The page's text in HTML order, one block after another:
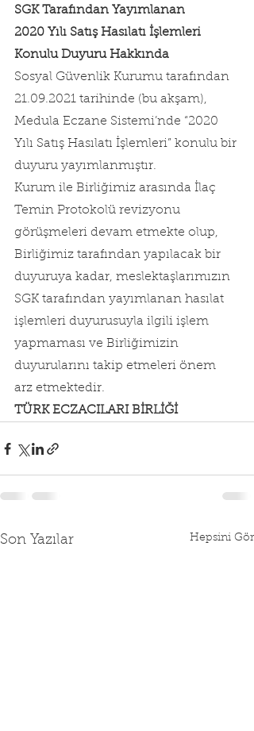
SGK Tarafından Yayımlanan
2020 Yılı Satış Hasılatı İşlemleri
Konulu Duyuru Hakkında
Sosyal Güvenlik Kurumu tarafından
21.09.2021 tarihinde (bu akşam),
Medula Eczane Sistemi’nde “2020
Yılı Satış Hasılatı İşlemleri” konulu bir
duyuru yayımlanmıştır.
Kurum ile Birliğimiz arasında İlaç
Temin Protokolü revizyonu
görüşmeleri devam etmekte olup,
Birliğimiz tarafından yapılacak bir
duyuruya kadar, meslektaşlarımızın
SGK tarafından yayımlanan hasılat
işlemleri duyurusuyla ilgili işlem
yapmaması ve Birliğimizin
duyurularını takip etmeleri önem
arz etmektedir.
TÜRK ECZACILARI BİRLİĞİ
Son Yazılar Hepsini Gör